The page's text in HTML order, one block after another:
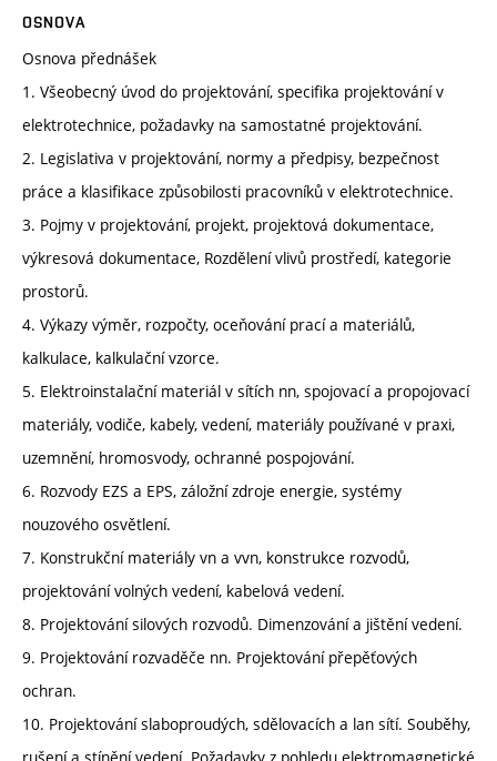
OSNOVA
Osnova přednášek
1. Všeobecný úvod do projektování, specifika projektování v
elektrotechnice, požadavky na samostatné projektování.
2. Legislativa v projektování, normy a předpisy, bezpečnost
práce a klasifikace způsobilosti pracovníků v elektrotechnice.
3. Pojmy v projektování, projekt, projektová dokumentace,
výkresová dokumentace, Rozdělení vlivů prostředí, kategorie
prostorů.
4. Výkazy výměr, rozpočty, oceňování prací a materiálů,
kalkulace, kalkulační vzorce.
5. Elektroinstalační materiál v sítích nn, spojovací a propojovací
materiály, vodiče, kabely, vedení, materiály používané v praxi,
uzemnění, hromosvody, ochranné pospojování.
6. Rozvody EZS a EPS, záložní zdroje energie, systémy
nouzového osvětlení.
7. Konstrukční materiály vn a vvn, konstrukce rozvodů,
projektování volných vedení, kabelová vedení.
8. Projektování silových rozvodů. Dimenzování a jištění vedení.
9. Projektování rozvaděče nn. Projektování přepěťových
ochran.
10. Projektování slaboproudých, sdělovacích a lan sítí. Souběhy,